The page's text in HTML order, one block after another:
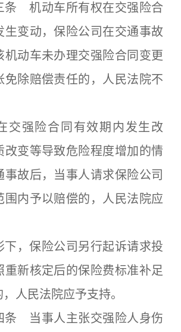
机动车所有权在交强险合
生变动，保险公司在交通事故
机动车未办理交强险合同变更
免除赔偿责任的，人民法院不
强险合同有效期内发生改
改变等导致危险程度增加的情
事故后，当事人请求保险公司
围内予以赔偿的，人民法院应
，保险公司另行起诉请求投
重新核定后的保险费标准补足
人民法院应予支持。
当事人主张交强险人身伤